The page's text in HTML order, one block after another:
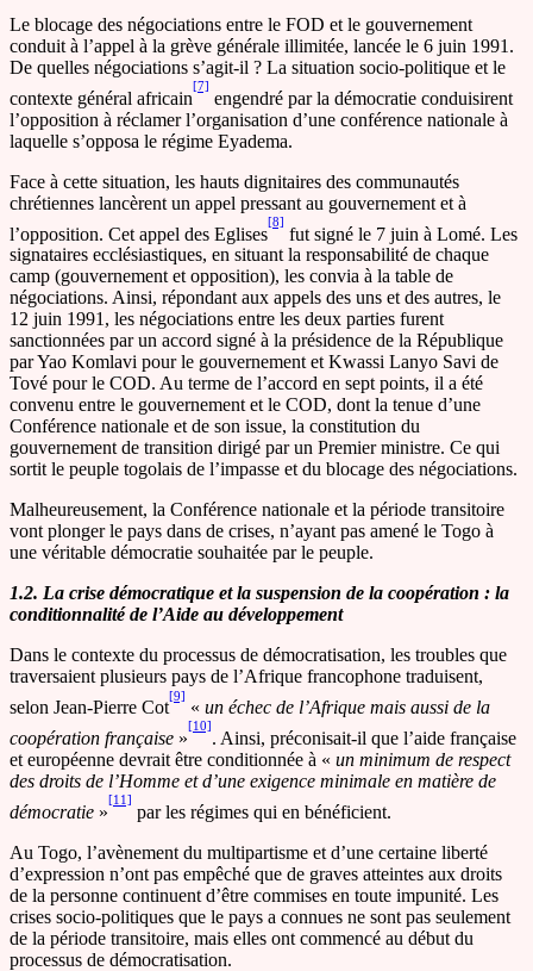
Le blocage des négociations entre le FOD et le gouvernement
conduit à l’appel à la grève générale illimitée, lancée le 6 juin 1991.
De quelles négociations s’agit-il ? La situation socio-politique et le
contexte général africain
[7]
engendré par la démocratie conduisirent
l’opposition à réclamer l’organisation d’une conférence nationale à
laquelle s’opposa le régime Eyadema.
Face à cette situation, les hauts dignitaires des communautés
chrétiennes lancèrent un appel pressant au gouvernement et à
l’opposition. Cet appel des Eglises
[8]
fut signé le 7 juin à Lomé. Les
signataires ecclésiastiques, en situant la responsabilité de chaque
camp (gouvernement et opposition), les convia à la table de
négociations. Ainsi, répondant aux appels des uns et des autres, le
12 juin 1991, les négociations entre les deux parties furent
sanctionnées par un accord signé à la présidence de la République
par Yao Komlavi pour le gouvernement et Kwassi Lanyo Savi de
Tové pour le COD. Au terme de l’accord en sept points, il a été
convenu entre le gouvernement et le COD, dont la tenue d’une
Conférence nationale et de son issue, la constitution du
gouvernement de transition dirigé par un Premier ministre. Ce qui
sortit le peuple togolais de l’impasse et du blocage des négociations.
Malheureusement, la Conférence nationale et la période transitoire
vont plonger le pays dans de crises, n’ayant pas amené le Togo à
une véritable démocratie souhaitée par le peuple.
1.2. La crise démocratique et la suspension de la coopération : la
conditionnalité de l’Aide au développement
Dans le contexte du processus de démocratisation, les troubles que
traversaient plusieurs pays de l’Afrique francophone traduisent,
selon Jean-Pierre Cot
[9]
« un échec de l’Afrique mais aussi de la
coopération française »
[10]
. Ainsi, préconisait-il que l’aide française
et européenne devrait être conditionnée à « un minimum de respect
des droits de l’Homme et d’une exigence minimale en matière de
démocratie »
[11]
par les régimes qui en bénéficient.
Au Togo, l’avènement du multipartisme et d’une certaine liberté
d’expression n’ont pas empêché que de graves atteintes aux droits
de la personne continuent d’être commises en toute impunité. Les
crises socio-politiques que le pays a connues ne sont pas seulement
de la période transitoire, mais elles ont commencé au début du
processus de démocratisation.